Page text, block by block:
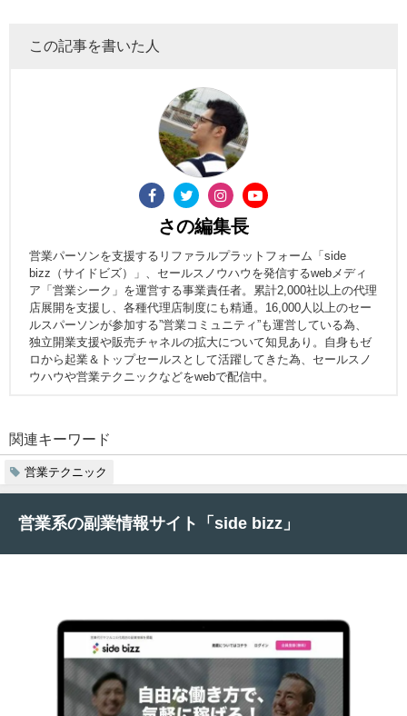
この記事を書いた人
さの編集長
営業パーソンを支援するリファラルプラットフォーム「side
bizz（サイドビズ）」、セールスノウハウを発信するwebメディ
ア「営業シーク」を運営する事業責任者。累計2,000社以上の代理
店展開を支援し、各種代理店制度にも精通。16,000人以上のセー
ルスパーソンが参加する”営業コミュニティ”も運営している為、
独立開業支援や販売チャネルの拡大について知見あり。自身もゼ
ロから起業＆トップセールスとして活躍してきた為、セールスノ
ウハウや営業テクニックなどをwebで配信中。
関連キーワード
営業テクニック
営業系の副業情報サイト「side bizz」